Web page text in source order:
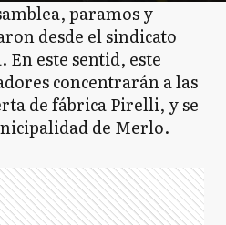
paramos y
desde el sindicato
En este sentid, este
concentrarán a las
de fábrica Pirelli, y se
de Merlo.